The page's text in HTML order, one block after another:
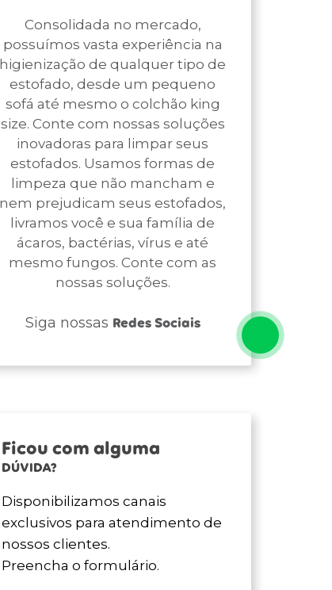
Consolidada no mercado,
possuímos vasta experiência na
higienização de qualquer tipo de
estofado, desde um pequeno
sofá até mesmo o colchão king
size. Conte com nossas soluções
inovadoras para limpar seus
estofados. Usamos formas de
limpeza que não mancham e
nem prejudicam seus estofados,
livramos você e sua família de
ácaros, bactérias, vírus e até
mesmo fungos. Conte com as
nossas soluções.
Siga nossas Redes Sociais
Ficou com alguma
DÚVIDA?
Disponibilizamos canais
exclusivos para atendimento de
nossos clientes.
Preencha o formulário.